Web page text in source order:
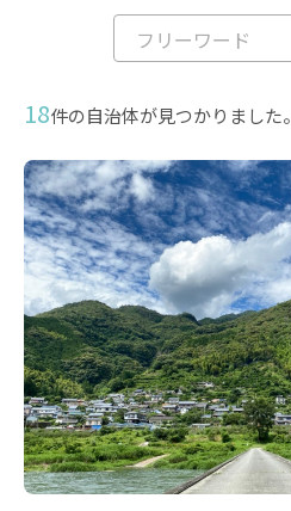
18件の自治体が見つかりました。